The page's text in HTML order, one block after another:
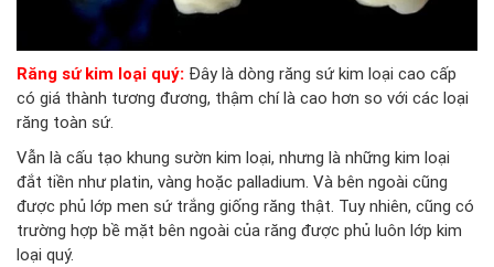
Răng sứ kim loại quý: Đây là dòng răng sứ kim loại cao cấp
có giá thành tương đương, thậm chí là cao hơn so với các loại
răng toàn sứ.
Vẫn là cấu tạo khung sườn kim loại, nhưng là những kim loại
đắt tiền như platin, vàng hoặc palladium. Và bên ngoài cũng
được phủ lớp men sứ trắng giống răng thật. Tuy nhiên, cũng có
trường hợp bề mặt bên ngoài của răng được phủ luôn lớp kim
loại quý.